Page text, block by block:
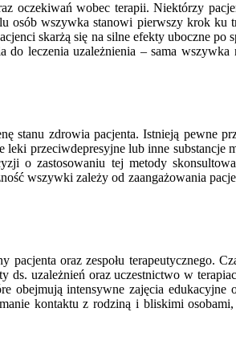
oczekiwań wobec terapii. Niektórzy
osób wszywka stanowi pierwszy krok ku
skarżą się na silne efekty uboczne po
leczenia uzależnienia – sama
stanu zdrowia pacjenta. Istnieją pewne
przeciwdepresyjne lub inne substancje
o zastosowaniu tej metody
wszywki zależy od zaangażowania
oraz zespołu terapeutycznego.
uzależnień oraz uczestnictwo w
intensywne zajęcia edukacyjne
kontaktu z rodziną i bliskimi